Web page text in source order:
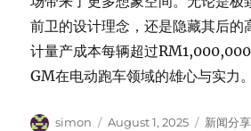
前卫的设计理念，还是隐藏其后的
计量产成本每辆超过
GM在电动跑车领域的雄心与实力。
Author
simon
Posted
August 1, 2025 新闻分享